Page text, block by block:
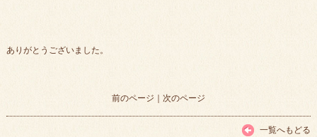
ありがとうございました。
前のページ ｜ 次のページ
一覧へもどる